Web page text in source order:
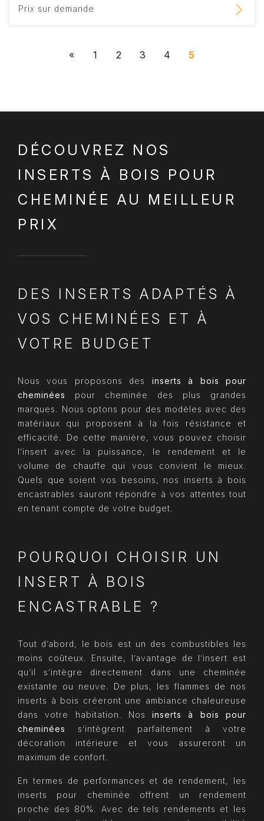
Prix sur demande
« 1 2 3 4 5
DÉCOUVREZ NOS
INSERTS À BOIS POUR
CHEMINÉE AU MEILLEUR
PRIX
DES INSERTS ADAPTÉS À
VOS CHEMINÉES ET À
VOTRE BUDGET
Nous vous proposons des inserts à bois
pour
cheminées pour cheminée des plus grandes
marques. Nous optons pour des modèles avec des
matériaux qui proposent à la fois résistance et
efficacité. De cette manière, vous pouvez choisir
l’insert avec la puissance, le rendement et le
volume de chauffe qui vous convient le mieux.
Quels que soient vos besoins, nos inserts à bois
encastrables sauront répondre à vos attentes tout
en tenant compte de votre budget.
POURQUOI CHOISIR UN
INSERT À BOIS
ENCASTRABLE ?
Tout d’abord, le bois est un des combustibles les
moins coûteux. Ensuite, l’avantage de l’insert est
qu’il s’intègre directement dans une cheminée
existante ou neuve. De plus, les flammes de nos
inserts à bois créeront une ambiance chaleureuse
dans votre habitation. Nosinserts à bois pour
cheminées
s’intègrent parfaitement à votre
décoration intérieure et vous assureront un
maximum de confort.
En termes de performances et de rendement, les
inserts pour cheminée offrent un rendement
proche des 80%. Avec de tels rendements et les